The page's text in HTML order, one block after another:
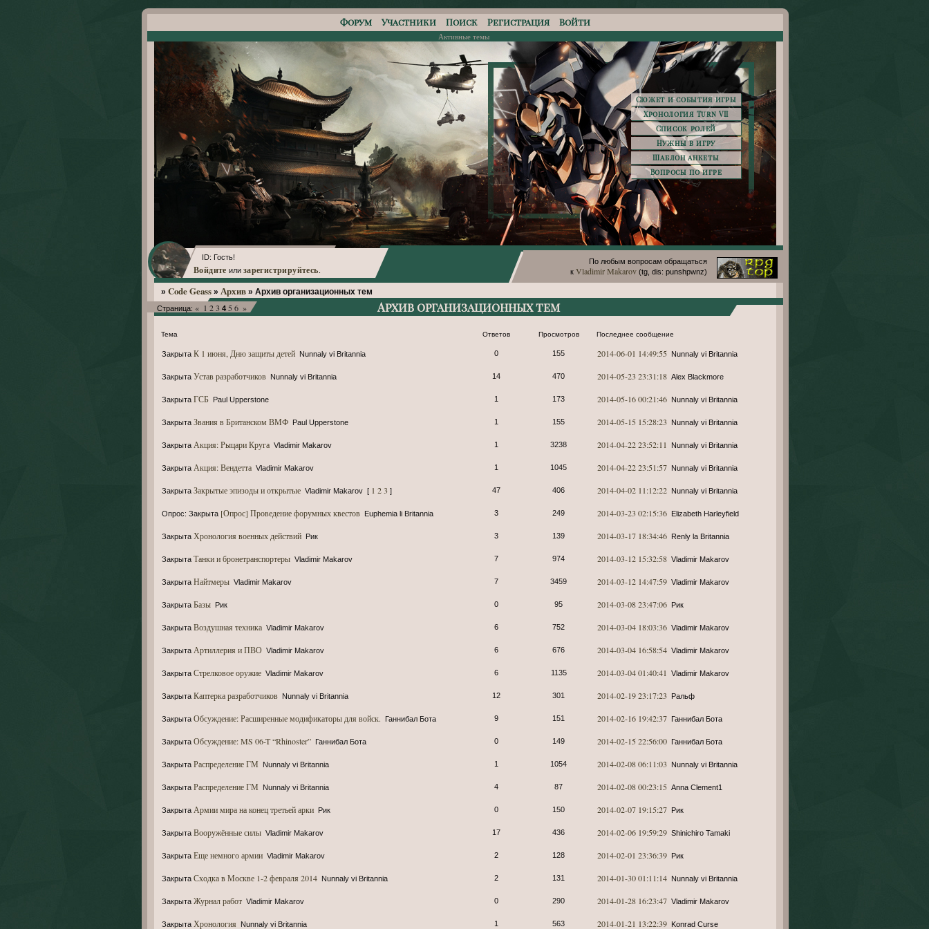
Сюжет и события игры
Хронология Turn VII
Список ролей
Нужны в игру
Шаблон анкеты
Вопросы по игре
По любым вопросам обращаться
к Vladimir Makarov (tg, dis: punshpwnz)
Форум Участники Поиск Регистрация Войти
Активные темы
ID: Гость!
Войдите или зарегистрируйтесь
» Code Geass » Архив » Архив организационных тем
Архив организационных тем
Страница: « 1 23 4 5 6 »
Тема Ответов Просмотров Последнее сообщение
ЗакрытаК 1 июня, Дню защиты детей Nunnaly vi Britannia 0 155 2014-06-01 14:49:55 Nunnaly vi Britannia
ЗакрытаУстав разработчиков Nunnaly vi Britannia 14 470 2014-05-23 23:31:18 Alex Blackmore
ЗакрытаГСБ Paul Upperstone 1 173 2014-05-16 00:21:46 Nunnaly vi Britannia
ЗакрытаЗвания в Британском ВМФ Paul Upperstone 1 155 2014-05-15 15:28:23 Nunnaly vi Britannia
Закрыта Акция: Рыцари Круга Vladimir Makarov 1 3238 2014-04-22 23:52:11 Nunnaly vi Britannia
Закрыта Акция: Вендетта Vladimir Makarov 1 1045 2014-04-22 23:51:57 Nunnaly vi Britannia
ЗакрытаЗакрытые эпизоды и открытые Vladimir Makarov [ 1 23 ] 47 406 2014-04-02 11:12:22 Nunnaly vi Britannia
Опрос: Закрыта [Опрос] Проведение форумных квестов Euphemia li Britannia 3 249 2014-03-23 02:15:36 Elizabeth Harleyfield
ЗакрытаХронология военных действий Рик 3 139 2014-03-17 18:34:46 Renly la Britannia
ЗакрытаТанки и бронетранспортеры Vladimir Makarov 7 974 2014-03-12 15:32:58 Vladimir Makarov
ЗакрытаНайтмеры Vladimir Makarov 7 3459 2014-03-12 14:47:59 Vladimir Makarov
ЗакрытаБазы Рик 0 95 2014-03-08 23:47:06 Рик
ЗакрытаВоздушная техника Vladimir Makarov 6 752 2014-03-04 18:03:36 Vladimir Makarov
Закрыта Артиллерия и ПВО Vladimir Makarov 6 676 2014-03-04 16:58:54 Vladimir Makarov
ЗакрытаСтрелковое оружие Vladimir Makarov 6 1135 2014-03-04 01:40:41 Vladimir Makarov
ЗакрытаКаптерка разработчиков Nunnaly vi Britannia 12 301 2014-02-19 23:17:23 Ральф
ЗакрытаОбсуждение: Расширенные модификаторы для войск. Ганнибал Бота 9 151 2014-02-16 19:42:37 Ганнибал Бота
ЗакрытаОбсуждение: MS 06-T “Rhinoster” Ганнибал Бота 0 149 2014-02-15 22:56:00 Ганнибал Бота
ЗакрытаРаспределение ГМ Nunnaly vi Britannia 1 1054 2014-02-08 06:11:03 Nunnaly vi Britannia
ЗакрытаРаспределение ГМ Nunnaly vi Britannia 4 87 2014-02-08 00:23:15 Anna Clement1
Закрыта Армии мира на конец третьей арки Рик 0 150 2014-02-07 19:15:27 Рик
ЗакрытаВооружённые силы Vladimir Makarov 17 436 2014-02-06 19:59:29 Shinichiro Tamaki
ЗакрытаЕще немного армии Vladimir Makarov 2 128 2014-02-01 23:36:39 Рик
ЗакрытаСходка в Москве 1-2 февраля 2014 Nunnaly vi Britannia 2 131 2014-01-30 01:11:14 Nunnaly vi Britannia
ЗакрытаЖурнал работ Vladimir Makarov 0 290 2014-01-28 16:23:47 Vladimir Makarov
ЗакрытаХронология Nunnaly vi Britannia 1 563 2014-01-21 13:22:39 Konrad Curse